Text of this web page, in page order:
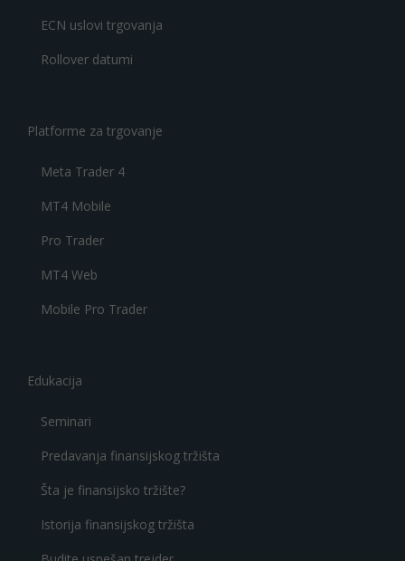
ECN uslovi trgovanja
Rollover datumi
Platforme za trgovanje
Meta Trader 4
MT4 Mobile
Pro Trader
MT4 Web
Mobile Pro Trader
Edukacija
Seminari
Predavanja finansijskog tržišta
Šta je finansijsko tržište?
Istorija finansijskog tržišta